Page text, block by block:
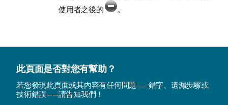
使用者之後的
。
此頁面是否對您有幫助？
若您發現此頁面或其內容有任何問題——錯字、遺漏步驟或
技術錯誤——請告知我們！